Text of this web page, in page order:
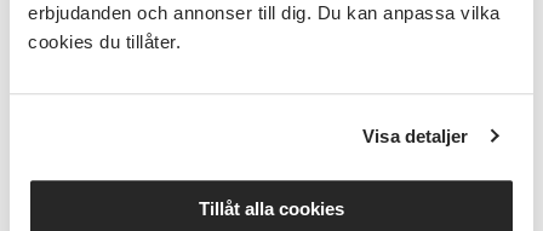
erbjudanden och annonser till dig. Du kan anpassa vilka
cookies du tillåter.
Visa detaljer
Tillåt alla cookies
Sökes. Vi behöver någon i gruppen som har hand om
nycklar och sammankallar ifall det blir några
Vuxenskolans kontaktperson så att vi kan boka lokal.
Detta är en så kallad kamratcirkel. Det innebär att vi
inte kommer att ha en cirkelledare som står och